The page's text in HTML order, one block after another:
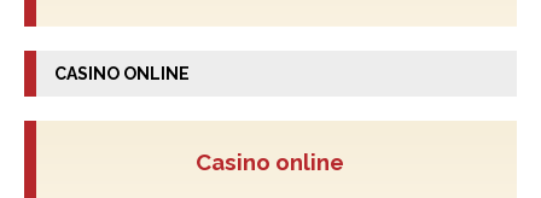
CASINO ONLINE
Casino online